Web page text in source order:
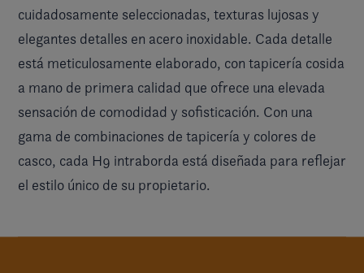
cuidadosamente seleccionadas, texturas lujosas y
elegantes detalles en acero inoxidable. Cada detalle
está meticulosamente elaborado, con tapicería cosida
a mano de primera calidad que ofrece una elevada
sensación de comodidad y sofisticación. Con una
gama de combinaciones de tapicería y colores de
casco, cada H9 intraborda está diseñada para reflejar
el estilo único de su propietario.